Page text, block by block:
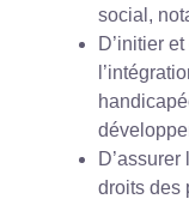
social,
D’initier
droits des